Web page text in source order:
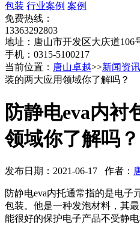
包装 行业案例 案例
免费热线：
13363292803
地址：唐山市开发区大庆道106
手机：0315-5100217
当前位置： 唐山卓越>>新闻资讯
装的两大应用领域你了解吗？
防静电eva内衬
领域你了解吗？
发布日期：2021-06-17 作者：
防静电eva内托通常指的是电子
包装。他是一种发泡材料，其
能很好的保护电子产品不受静